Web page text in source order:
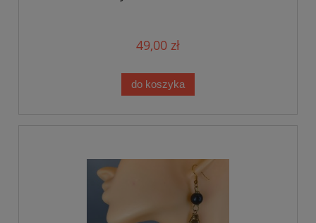
49,00 zł
do koszyka